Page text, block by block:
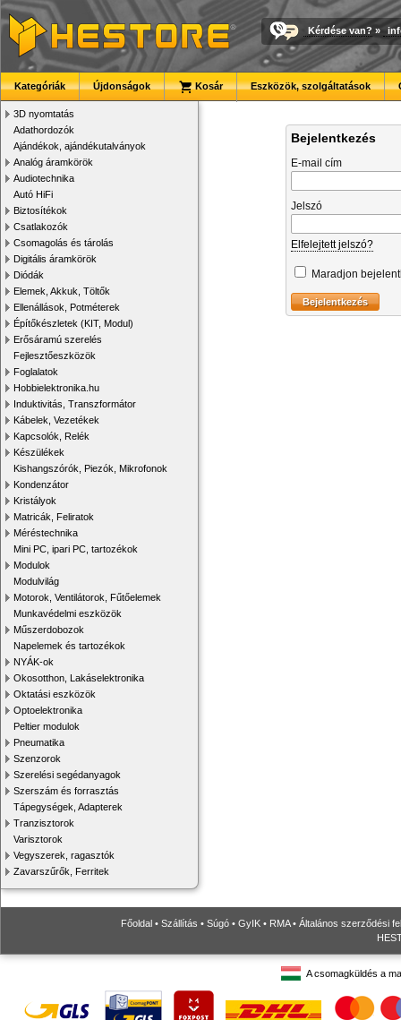
Kérdése van? »
Kategóriák Újdonságok Kosár Eszközök, szolgáltatások
3D nyomtatás
Adathordozók
Ajándékok, ajándékutalványok
Analóg áramkörök
Audiotechnika
Autó HiFi
Biztosítékok
Csatlakozók
Csomagolás és tárolás
Digitális áramkörök
Diódák
Elemek, Akkuk, Töltők
Ellenállások, Potméterek
Építőkészletek (KIT, Modul)
Erősáramú szerelés
Fejlesztőeszközök
Foglalatok
Hobbielektronika.hu
Induktivitás, Transzformátor
Kábelek, Vezetékek
Kapcsolók, Relék
Készülékek
Kishangszórók, Piezók, Mikrofonok
Kondenzátor
Kristályok
Matricák, Feliratok
Méréstechnika
Mini PC, ipari PC, tartozékok
Modulok
Modulvilág
Motorok, Ventilátorok, Fűtőelemek
Munkavédelmi eszközök
Műszerdobozok
Napelemek és tartozékok
NYÁK-ok
Okosotthon, Lakáselektronika
Oktatási eszközök
Optoelektronika
Peltier modulok
Pneumatika
Szenzorok
Szerelési segédanyagok
Szerszám és forrasztás
Tápegységek, Adapterek
Tranzisztorok
Varisztorok
Vegyszerek, ragasztók
Zavarszűrők, Ferritek
Bejelentkezés
E-mail cím
Jelszó
Elfelejtett jelszó?
Maradjon
Főoldal • Szállítás • Súgó • GyIK • RMA• Általános szerződési
A csomagküldés a